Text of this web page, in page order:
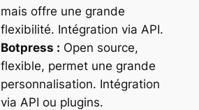
mais offre une grande
flexibilité. Intégration via API.
Botpress : Open source,
flexible, permet une grande
personnalisation. Intégration
via API ou plugins.